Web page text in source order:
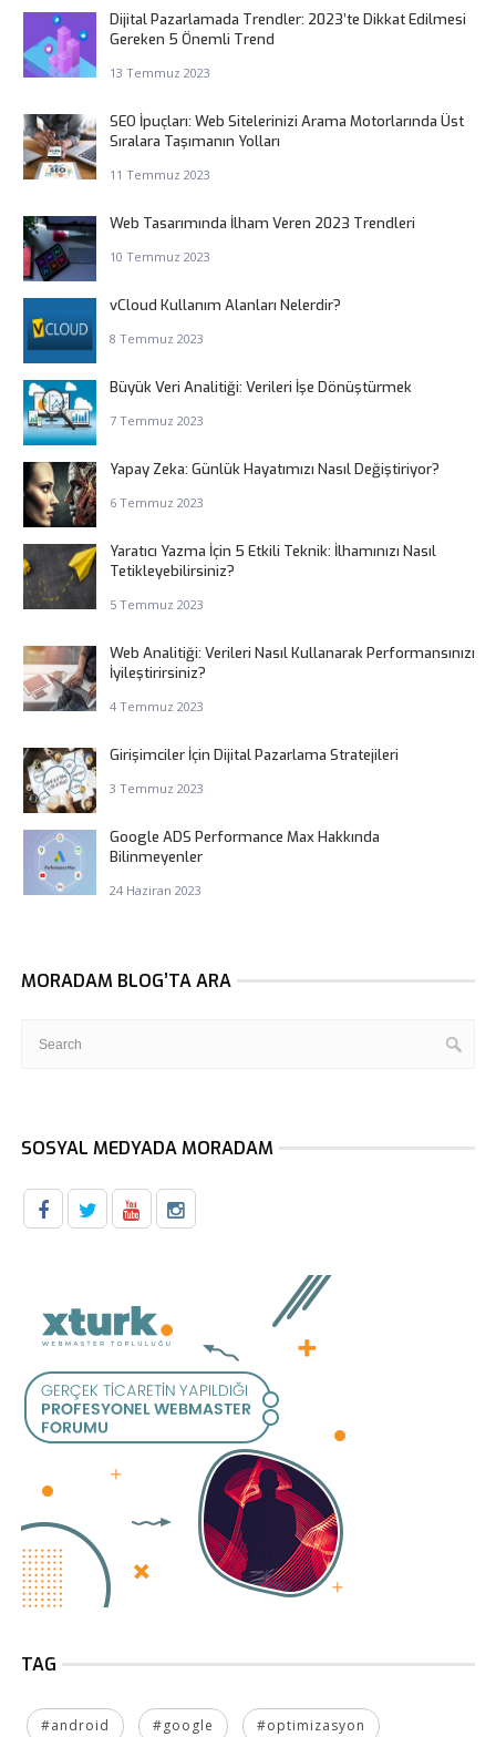
Dijital Pazarlamada Trendler: 2023’te Dikkat Edilmesi
Gereken 5 Önemli Trend
13 Temmuz 2023
SEO İpuçları: Web Sitelerinizi Arama Motorlarında Üst
Sıralara Taşımanın Yolları
11 Temmuz 2023
Web Tasarımında İlham Veren 2023 Trendleri
10 Temmuz 2023
vCloud Kullanım Alanları Nelerdir?
8 Temmuz 2023
Büyük Veri Analitiği: Verileri İşe Dönüştürmek
7 Temmuz 2023
Yapay Zeka: Günlük Hayatımızı Nasıl Değiştiriyor?
6 Temmuz 2023
Yaratıcı Yazma İçin 5 Etkili Teknik: İlhamınızı Nasıl
Tetikleyebilirsiniz?
5 Temmuz 2023
Web Analitiği: Verileri Nasıl Kullanarak Performansınızı
İyileştirirsiniz?
4 Temmuz 2023
Girişimciler İçin Dijital Pazarlama Stratejileri
3 Temmuz 2023
Google ADS Performance Max Hakkında
Bilinmeyenler
24 Haziran 2023
MORADAM BLOG’TA ARA
SOSYAL MEDYADA MORADAM
TAG
#android #google #optimizasyon